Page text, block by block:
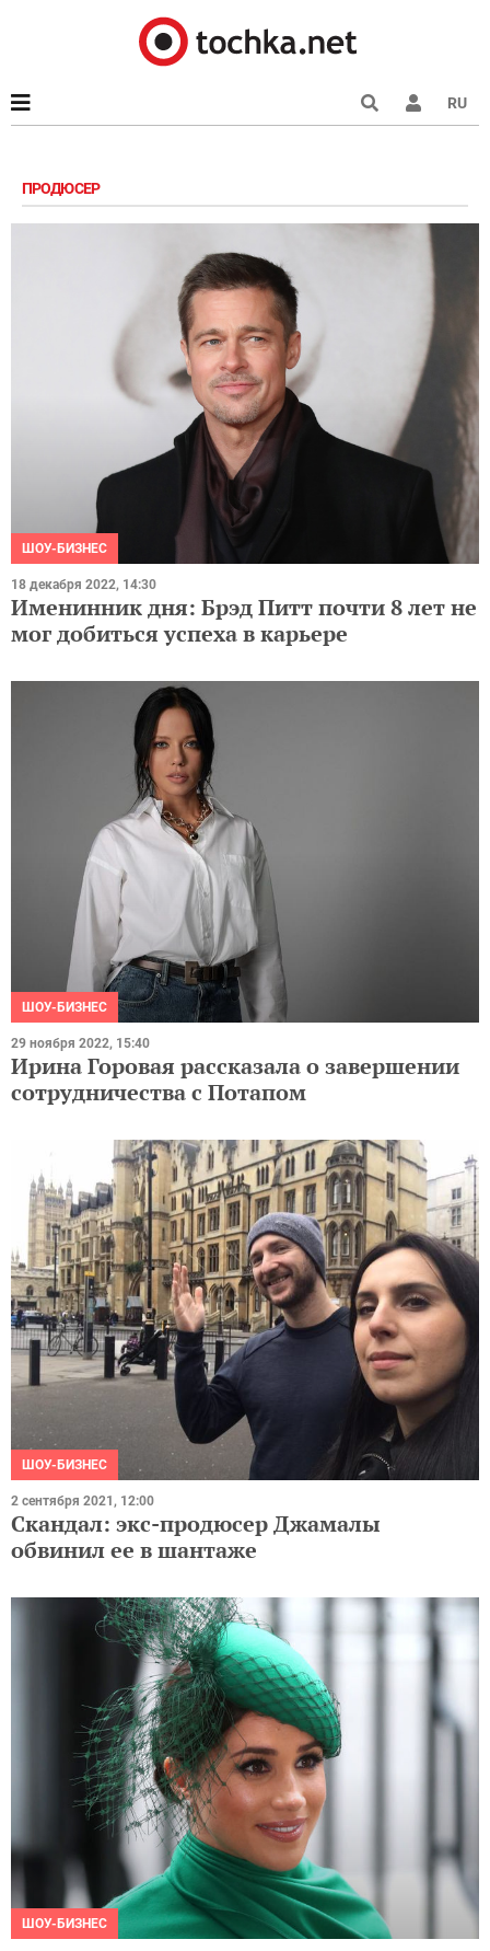
RU
ПРОДЮСЕР
ШОУ-БИЗНЕС
18 декабря 2022, 14:30
Именинник дня: Брэд Питт почти 8 лет не
мог добиться успеха в карьере
ШОУ-БИЗНЕС
29 ноября 2022, 15:40
Ирина Горовая рассказала о завершении
сотрудничества с Потапом
ШОУ-БИЗНЕС
2 сентября 2021, 12:00
Скандал: экс-продюсер Джамалы
обвинил ее в шантаже
ШОУ-БИЗНЕС